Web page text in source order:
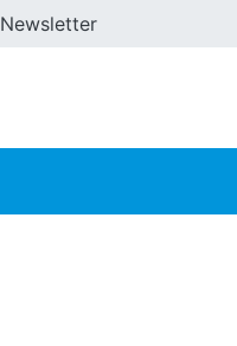
Newsletter